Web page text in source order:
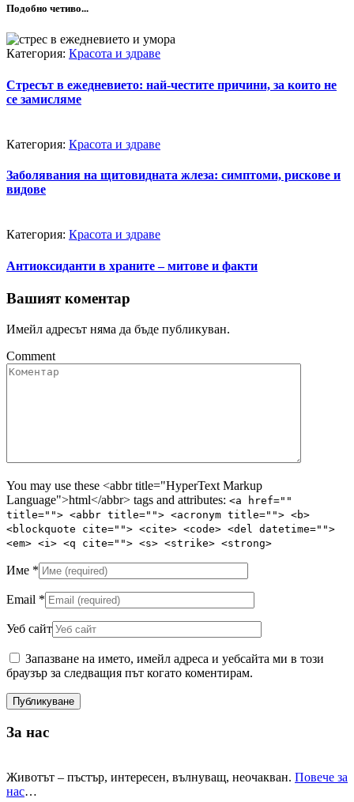
Подобно четиво...
Категория: Красота и здраве
Стресът в ежедневието: най-честите причини, за които не
се замисляме
Категория: Красота и здраве
Заболявания на щитовидната жлеза: симптоми, рискове и
видове
Категория: Красота и здраве
Антиоксиданти в храните – митове и факти
Вашият коментар
Имейл адресът няма да бъде публикуван.
Comment
You may use these <abbr title="HyperText Markup
Language">html</abbr> tags and attributes: <a href=""
title=""> <abbr title=""> <acronym title=""> <b>
<blockquote cite=""> <cite> <code> <del datetime="">
<em> <i> <q cite=""> <s> <strike> <strong>
Име *
Email *
Уеб сайт
Запазване на името, имейл адреса и уебсайта ми в този
браузър за следващия път когато коментирам.
За нас
Животът – пъстър, интересен, вълнуващ, неочакван. Повече за
нас…